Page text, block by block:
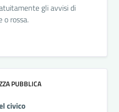
gli avvisi di
o rossa.
PUBBLICA
civico